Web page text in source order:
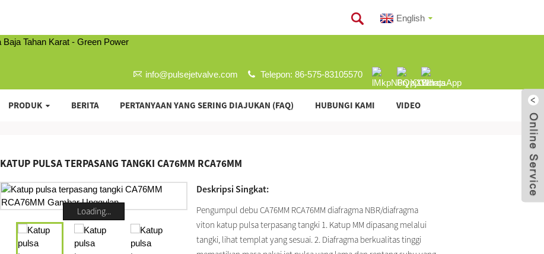
English
info@pulsejetvalve.com Telepon: 86-575-83105570
PRODUK BERITA PERTANYAAN YANG SERING DIAJUKAN (FAQ) HUBUNGI KAMI VIDEO
KATUP PULSA TERPASANG TANGKI CA76MM RCA76MM
Loading...
Deskripsi Singkat:
Pengumpul debu CA76MM RCA76MM diafragma NBR/diafragma
viton katup pulsa terpasang tangki 1. Katup MM dipasang melalui
tangki, lihat templat yang sesuai. 2. Diafragma berkualitas tinggi